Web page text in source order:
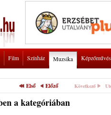
Film Színház Muzsika
Első Előző Következő
a kategóriában